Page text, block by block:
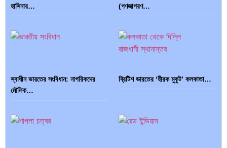
হাসিনার…
(গণজাগরণ…
স্বাধীন ভারতের সংবিধান: নাগরিকদের
মৌলিক…
ব্রিটিশ ভারতের ‘হীরক মুকুট’ কলকাতা…